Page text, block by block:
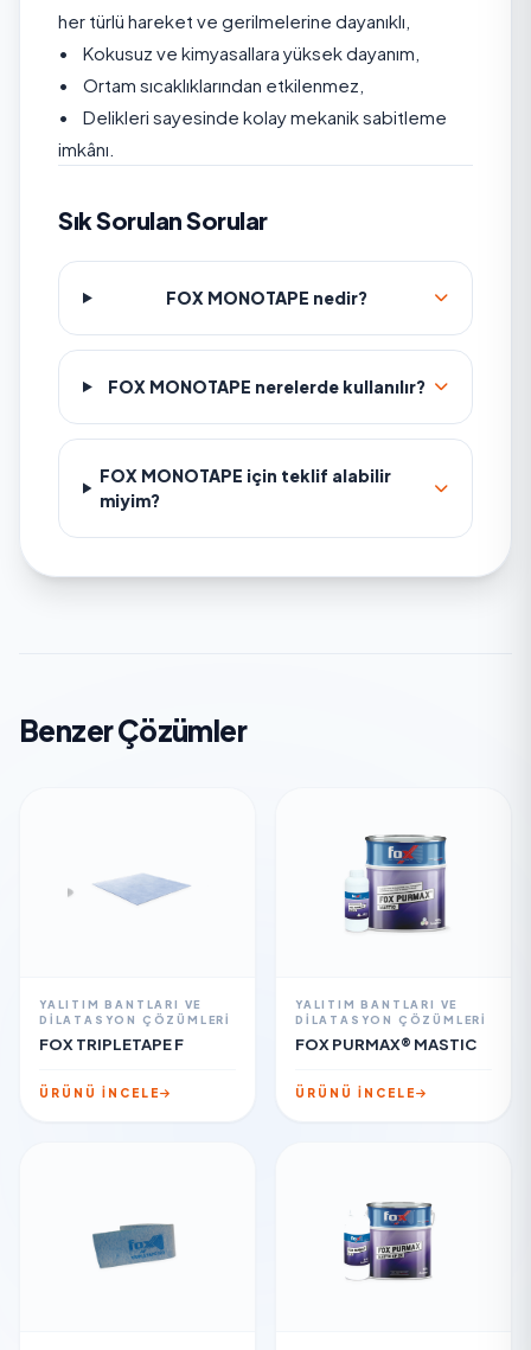
her türlü hareket ve gerilmelerine dayanıklı,
• Kokusuz ve kimyasallara yüksek dayanım,
• Ortam sıcaklıklarından etkilenmez,
• Delikleri sayesinde kolay mekanik sabitleme
imkânı.
Sık Sorulan Sorular
FOX MONOTAPE nedir?
FOX MONOTAPE nerelerde kullanılır?
FOX MONOTAPE için teklif alabilir
miyim?
Benzer Çözümler
YALITIM BANTLARI VE
DILATASYON ÇÖZÜMLERI
FOX TRIPLETAPE F
ÜRÜNÜ İNCELE
YALITIM BANTLARI VE
DILATASYON ÇÖZÜMLERI
FOX PURMAX® MASTIC
ÜRÜNÜ İNCELE